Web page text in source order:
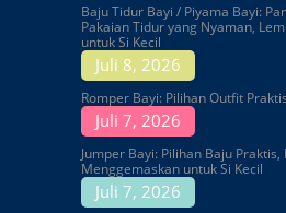
Baju Tidur Bayi / Piyama Bayi:
Pakaian Tidur yang Nyaman,
untuk Si Kecil
Juli 8, 2026
Romper Bayi: Pilihan Outfit
Juli 7, 2026
Jumper Bayi: Pilihan Baju
Menggemaskan untuk Si Kecil
Juli 7, 2026